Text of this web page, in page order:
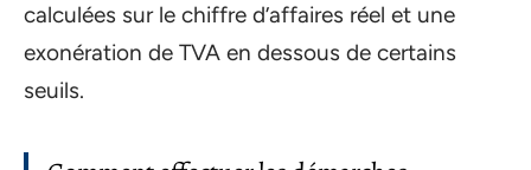
calculées sur le chiffre d’affaires réel et une
exonération de TVA en dessous de certains
seuils.